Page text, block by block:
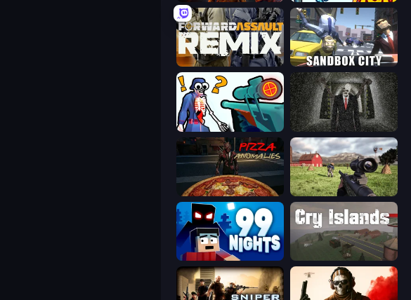
Forward Assault Remix Sandbox City
Sniper Shot: Bullet Time Slenderman Must Die: Underground Bunker
Pizza Anomalies Dead Zed
99 Nights (Bloxd.io)